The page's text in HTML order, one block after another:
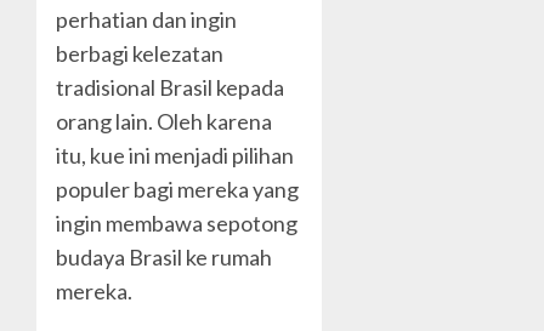
perhatian dan ingin
berbagi kelezatan
tradisional Brasil kepada
orang lain. Oleh karena
itu, kue ini menjadi pilihan
populer bagi mereka yang
ingin membawa sepotong
budaya Brasil ke rumah
mereka.